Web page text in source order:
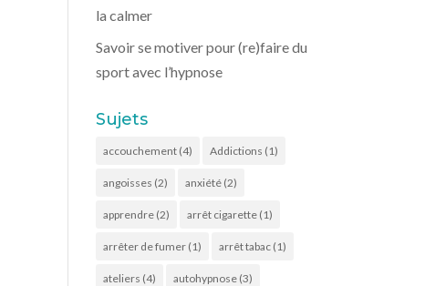
la calmer
Savoir se motiver pour (re)faire du
sport avec l’hypnose
Sujets
accouchement (4) Addictions (1)
angoisses (2) anxiété (2)
apprendre (2) arrêt cigarette (1)
arrêter de fumer (1) arrêt tabac (1)
ateliers (4) autohypnose (3)